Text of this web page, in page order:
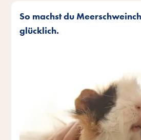
So machst du
glücklich.